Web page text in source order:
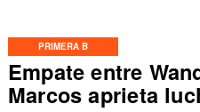
PRIMERA B
Empate entre
Marcos aprieta